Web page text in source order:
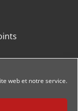
web et notre service.